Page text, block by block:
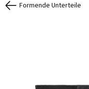
Formende Unterteile